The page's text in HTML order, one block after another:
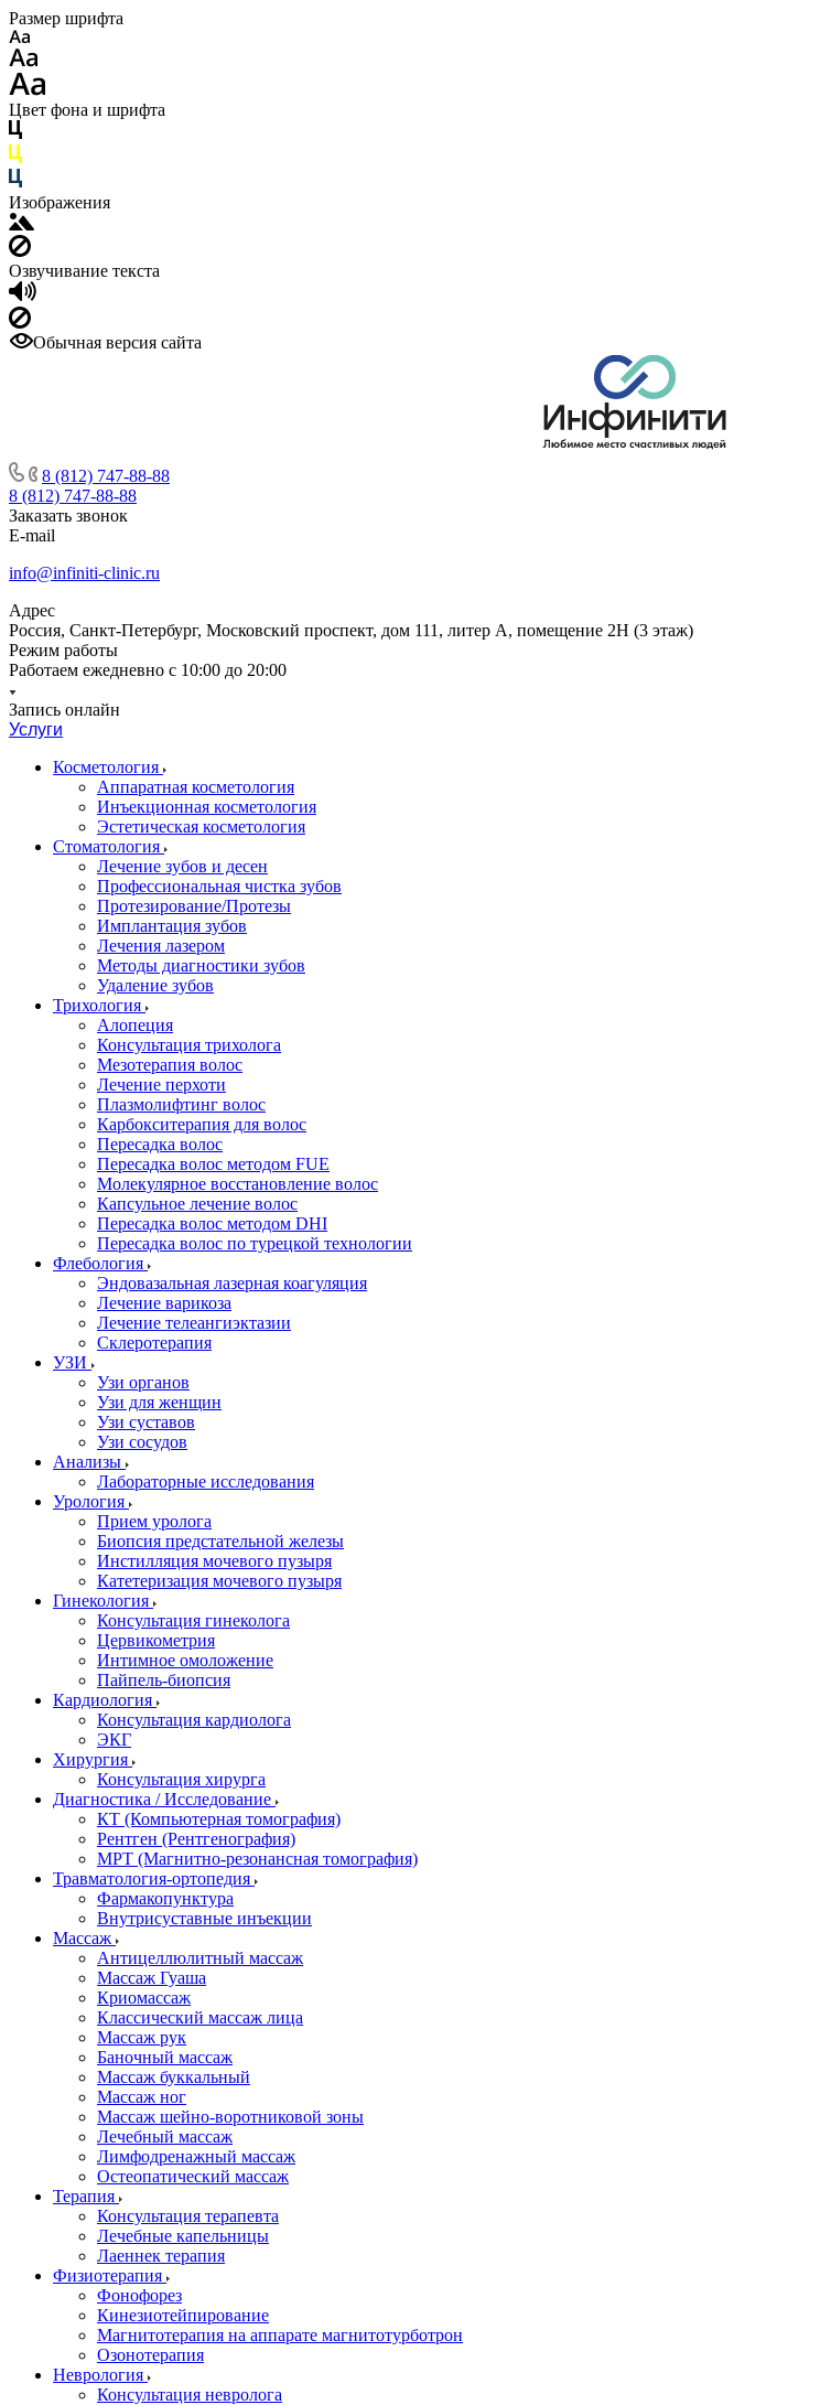
Размер шрифта
Цвет фона и шрифта
Изображения
Озвучивание текста
Обычная версия сайта
8 (812) 747-88-88
8 (812) 747-88-88
Заказать звонок
E-mail
info@infiniti-clinic.ru
Адрес
Россия, Санкт-Петербург, Московский проспект, дом 111, литер А, помещение 2Н (3 этаж)
Режим работы
Работаем ежедневно с 10:00 до 20:00
Запись онлайн
Услуги
Косметология
Аппаратная косметология
Инъекционная косметология
Эстетическая косметология
Стоматология
Лечение зубов и десен
Профессиональная чистка зубов
Протезирование/Протезы
Имплантация зубов
Лечения лазером
Методы диагностики зубов
Удаление зубов
Трихология
Алопеция
Консультация трихолога
Мезотерапия волос
Лечение перхоти
Плазмолифтинг волос
Карбокситерапия для волос
Пересадка волос
Пересадка волос методом FUE
Молекулярное восстановление волос
Капсульное лечение волос
Пересадка волос методом DHI
Пересадка волос по турецкой технологии
Флебология
Эндовазальная лазерная коагуляция
Лечение варикоза
Лечение телеангиэктазии
Склеротерапия
УЗИ
Узи органов
Узи для женщин
Узи cуставов
Узи сосудов
Анализы
Лабораторные исследования
Урология
Прием уролога
Биопсия предстательной железы
Инстилляция мочевого пузыря
Катетеризация мочевого пузыря
Гинекология
Консультация гинеколога
Цервикометрия
Интимное омоложение
Пайпель-биопсия
Кардиология
Консультация кардиолога
ЭКГ
Хирургия
Консультация хирурга
Диагностика / Исследование
КТ (Компьютерная томография)
Рентген (Рентгенография)
МРТ (Магнитно-резонансная томография)
Травматология-ортопедия
Фармакопунктура
Внутрисуставные инъекции
Массаж
Антицеллюлитный массаж
Массаж Гуаша
Криомассаж
Классический массаж лица
Массаж рук
Баночный массаж
Массаж буккальный
Массаж ног
Массаж шейно-воротниковой зоны
Лечебный массаж
Лимфодренажный массаж
Остеопатический массаж
Терапия
Консультация терапевта
Лечебные капельницы
Лаеннек терапия
Физиотерапия
Фонофорез
Кинезиотейпирование
Магнитотерапия на аппарате магнитотурботрон
Озонотерапия
Неврология
Консультация невролога